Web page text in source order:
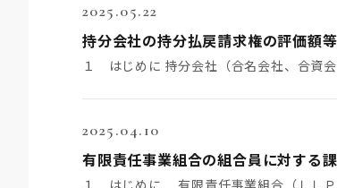
2025.05.22
2025.04.10